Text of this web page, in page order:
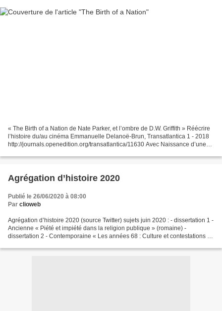
« The Birth of a Nation de Nate Parker, et l’ombre de D.W. Griffith » Réécrire
l’histoire du/au cinéma Emmanuelle Delanoë-Brun, Transatlantica 1 - 2018
http://journals.openedition.org/transatlantica/11630 Avec Naissance d’une
Agrégation d’histoire 2020
Publié le 26/06/2020 à 08:00
Par clioweb
Agrégation d’histoire 2020 (source Twitter) sujets juin 2020 : - dissertation 1 -
Ancienne « Piété et impiété dans la religion publique » (romaine) -
dissertation 2 - Contemporaine « Les années 68 : Culture et contestations » -